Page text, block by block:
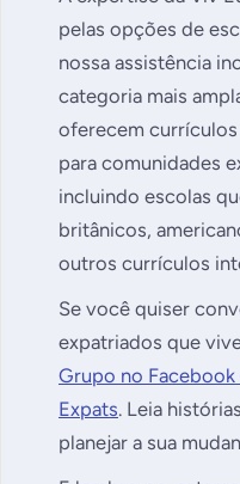
pelas opções de
nossa assistência
categoria mais
oferecem
para comunidades
incluindo escolas
britânicos,
outros currículos
Se você quiser
expatriados que
Grupo no
Expats. Leia
planejar a sua